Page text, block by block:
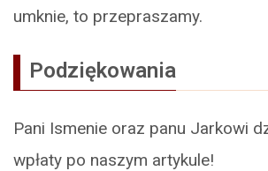
umknie, to przepraszamy.
Podziękowania
Pani Ismenie oraz panu Jarkowi
wpłaty po naszym artykule!